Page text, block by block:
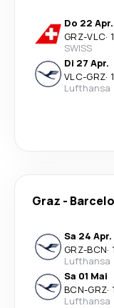
Do 22 Apr.
GRZ-VLC·
SWISS
Di 27 Apr.
VLC-GRZ·
Lufthansa
Graz -
Sa 24 Apr.
GRZ-BCN·
Lufthansa
Sa 01 Mai
BCN-GRZ·
Lufthansa